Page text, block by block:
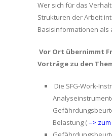
Wer sich für das
Strukturen der Arbeit
Basisinformationen als
Vor Ort übernimmt
Vorträge zu den
Die SFG-Work-
Belastung (–>